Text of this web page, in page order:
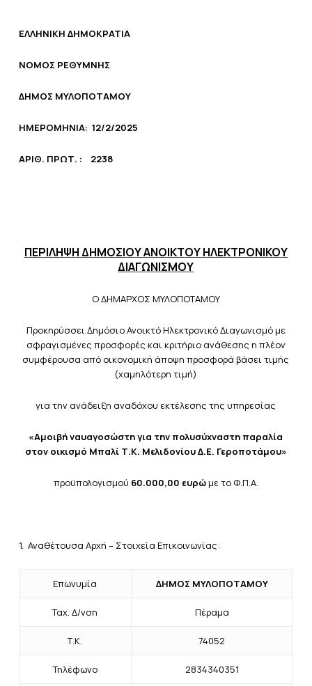
ΕΛΛΗΝΙΚΗ ΔΗΜΟΚΡΑΤΙΑ
ΝΟΜΟΣ ΡΕΘΥΜΝΗΣ
ΔΗΜΟΣ ΜΥΛΟΠΟΤΑΜΟΥ
ΗΜΕΡΟΜΗΝΙΑ: 12/2/2025
AΡΙΘ. ΠΡΩΤ. : 2238
ΠΕΡΙΛΗΨΗ ΔΗΜΟΣΙΟΥ ΑΝΟΙΚΤΟΥ ΗΛΕΚΤΡΟΝΙΚΟΥ
ΔΙΑΓΩΝΙΣΜΟΥ
Ο ΔΗΜΑΡΧΟΣ ΜΥΛΟΠΟΤΑΜΟΥ
Προκηρύσσει Δημόσιο Ανοικτό Ηλεκτρονικό Διαγωνισμό με
σφραγισμένες προσφορές και κριτήριο ανάθεσης η πλέον
συμφέρουσα από οικονομική άποψη προσφορά βάσει τιμής
(χαμηλότερη τιμή)
για την ανάδειξη αναδόχου εκτέλεσης της υπηρεσίας
«Αμοιβή ναυαγοσώστη για την πολυσύχναστη παραλία
στον οικισμό Μπαλί Τ.Κ. Μελιδονίου Δ.Ε. Γεροποτάμου»
προϋπολογισμού 60.000,00 ευρώμε το Φ.Π.Α.
1. Αναθέτουσα Αρχή – Στοιχεία Επικοινωνίας:
Επωνυμία ΔΗΜΟΣ ΜΥΛΟΠΟΤΑΜΟΥ
Ταχ. Δ/νση Πέραμα
Τ.Κ. 74052
Τηλέφωνο 2834340351